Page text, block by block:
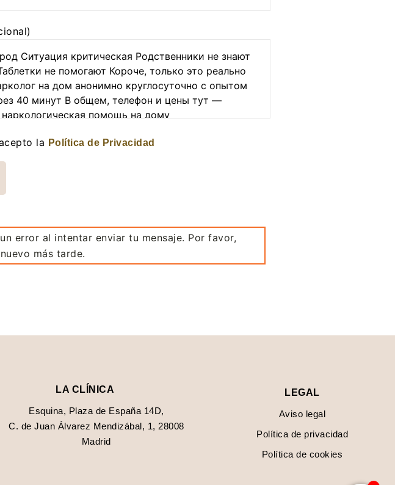
la Política de Privacidad
error al intentar enviar tu mensaje. Por favor,
más tarde.
LA CLÍNICA
Esquina, Plaza de España 14D,
C. de Juan Álvarez Mendizábal, 1, 28008
Madrid
LEGAL
Aviso legal
Política de privacidad
Política de cookies